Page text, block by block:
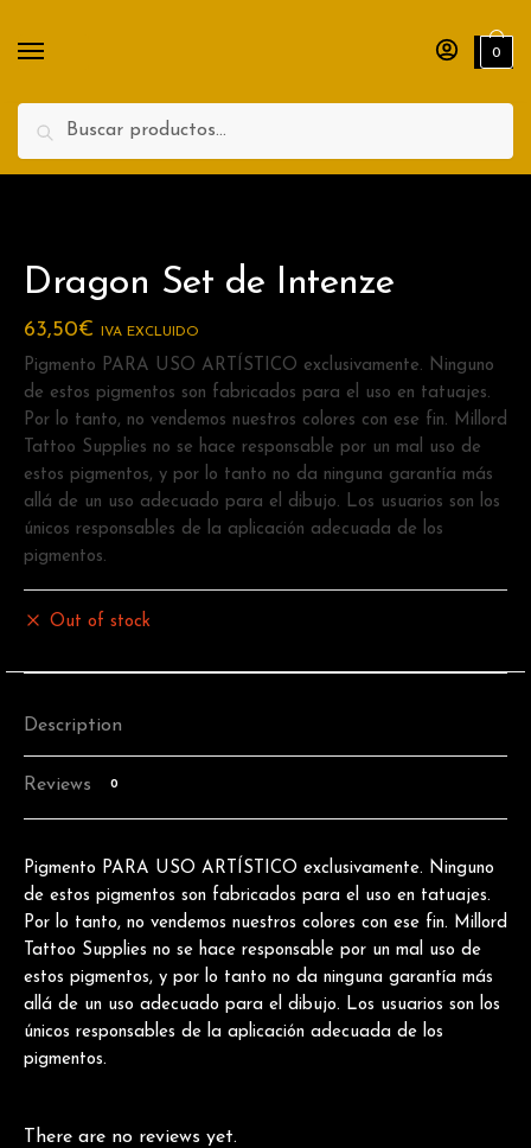
Search
0
Dragon Set de Intenze
63,50€ IVA EXCLUIDO
Pigmento PARA USO ARTÍSTICO exclusivamente. Ninguno
de estos pigmentos son fabricados para el uso en tatuajes.
Por lo tanto, no vendemos nuestros colores con ese fin. Millord
Tattoo Supplies no se hace responsable por un mal uso de
estos pigmentos, y por lo tanto no da ninguna garantía más
allá de un uso adecuado para el dibujo. Los usuarios son los
únicos responsables de la aplicación adecuada de los
pigmentos.
Out of stock
Description
Reviews 0
Pigmento PARA USO ARTÍSTICO exclusivamente. Ninguno
de estos pigmentos son fabricados para el uso en tatuajes.
Por lo tanto, no vendemos nuestros colores con ese fin. Millord
Tattoo Supplies no se hace responsable por un mal uso de
estos pigmentos, y por lo tanto no da ninguna garantía más
allá de un uso adecuado para el dibujo. Los usuarios son los
únicos responsables de la aplicación adecuada de los
pigmentos.
There are no reviews yet.